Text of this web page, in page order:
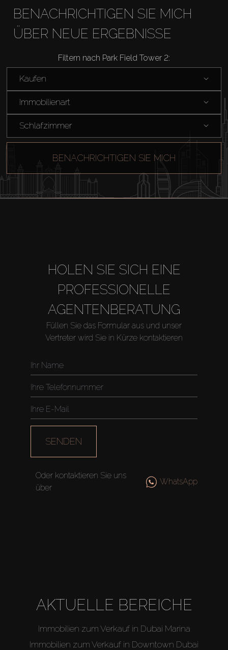
Kaufen
Miete
Verkaufen
Agenten
BENACHRICHTIGEN SIE MICH
ÜBER NEUE ERGEBNISSE
Filtern nach Park Field Tower 2:
Kaufen
Immobilienart
Schlafzimmer
BENACHRICHTIGEN SIE MICH
HOLEN SIE SICH EINE
PROFESSIONELLE
AGENTENBERATUNG
Füllen Sie das Formular aus und unser
Vertreter wird Sie in Kürze kontaktieren
SENDEN
Oder kontaktieren Sie uns
über
WhatsApp
AKTUELLE BEREICHE
Immobilien zum Verkauf in Dubai Marina
Immobilien zum Verkauf in Downtown Dubai